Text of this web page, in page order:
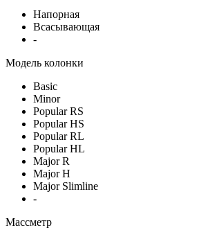
Напорная
Всасывающая
-
Модель колонки
Basic
Minor
Popular RS
Popular HS
Popular RL
Popular HL
Major R
Major H
Major Slimline
-
Массметр